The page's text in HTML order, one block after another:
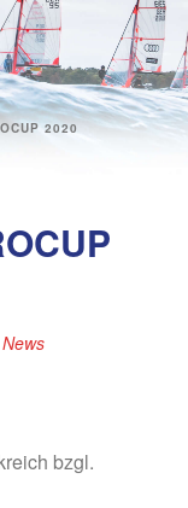
2020
News
bzgl.